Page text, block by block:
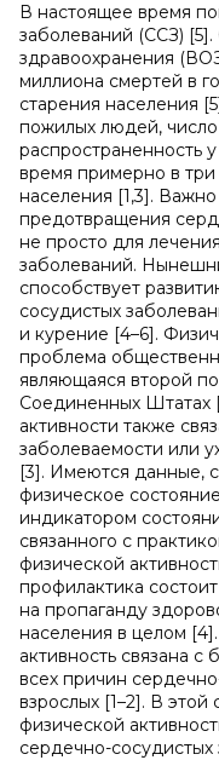
В настоящее время
заболеваний (ССЗ)
здравоохранения
миллиона смертей в
старения населения
пожилых людей, число
распространенность
время примерно в
населения [1,3]. Важно
предотвращения
не просто для
заболеваний.
способствует
сосудистых
и курение [4–6].
проблема
являющаяся второй
Соединенных Штатах
активности также
заболеваемости или
[3]. Имеются данные,
физическое
индикатором
связанного с
физической
профилактика
на пропаганду
населения в целом
активность связана с
всех причин
взрослых [1–2]. В этой
физической
сердечно-сосудистых